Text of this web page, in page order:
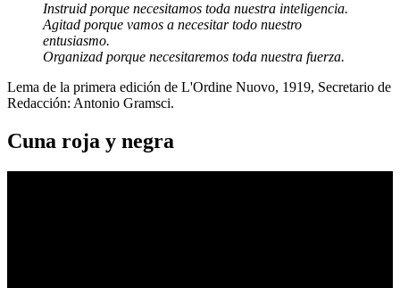
Instruid porque necesitamos toda nuestra inteligencia.
Agitad porque vamos a necesitar todo nuestro
entusiasmo.
Organizad porque necesitaremos toda nuestra fuerza.
Lema de la primera edición de L'Ordine Nuovo, 1919, Secretario de
Redacción: Antonio Gramsci.
Cuna roja y negra